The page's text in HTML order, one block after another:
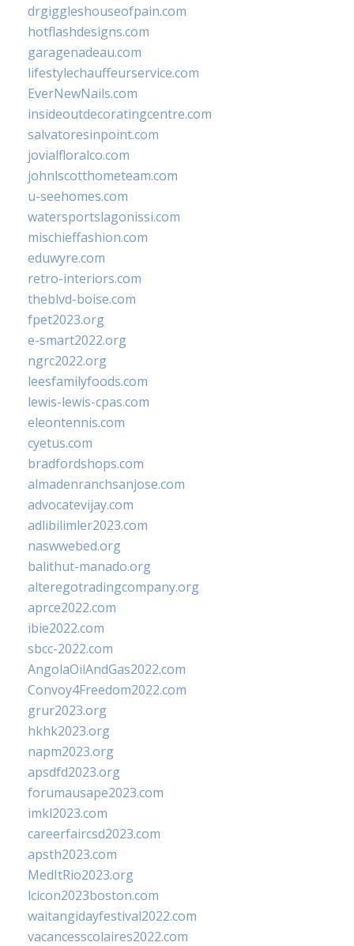
drgiggleshouseofpain.com
hotflashdesigns.com
garagenadeau.com
lifestylechauffeurservice.com
EverNewNails.com
insideoutdecoratingcentre.com
salvatoresinpoint.com
jovialfloralco.com
johnlscotthometeam.com
u-seehomes.com
watersportslagonissi.com
mischieffashion.com
eduwyre.com
retro-interiors.com
theblvd-boise.com
fpet2023.org
e-smart2022.org
ngrc2022.org
leesfamilyfoods.com
lewis-lewis-cpas.com
eleontennis.com
cyetus.com
bradfordshops.com
almadenranchsanjose.com
advocatevijay.com
adlibilimler2023.com
naswwebed.org
balithut-manado.org
alteregotradingcompany.org
aprce2022.com
ibie2022.com
sbcc-2022.com
AngolaOilAndGas2022.com
Convoy4Freedom2022.com
grur2023.org
hkhk2023.org
napm2023.org
apsdfd2023.org
forumausape2023.com
imkl2023.com
careerfaircsd2023.com
apsth2023.com
MedItRio2023.org
lcicon2023boston.com
waitangidayfestival2022.com
vacancesscolaires2022.com